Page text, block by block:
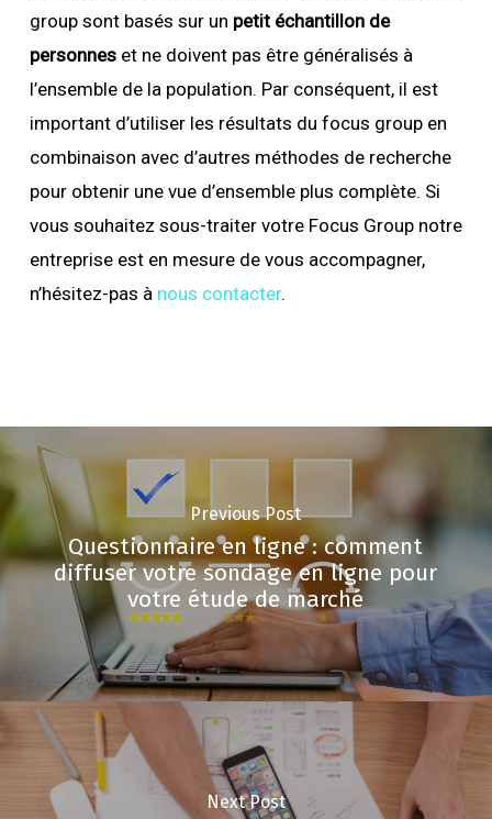
group sont basés sur un petit échantillon de
personneset ne doivent pas être généralisés à
l’ensemble de la population. Par conséquent, il est
important d’utiliser les résultats du focus group en
combinaison avec d’autres méthodes de recherche
pour obtenir une vue d’ensemble plus complète. Si
vous souhaitez sous-traiter votre Focus Group notre
entreprise est en mesure de vous accompagner,
n’hésitez-pas à nous contacter.
Previous Post
Questionnaire en ligne : comment
diffuser votre sondage en ligne pour
votre étude de marché
Next Post